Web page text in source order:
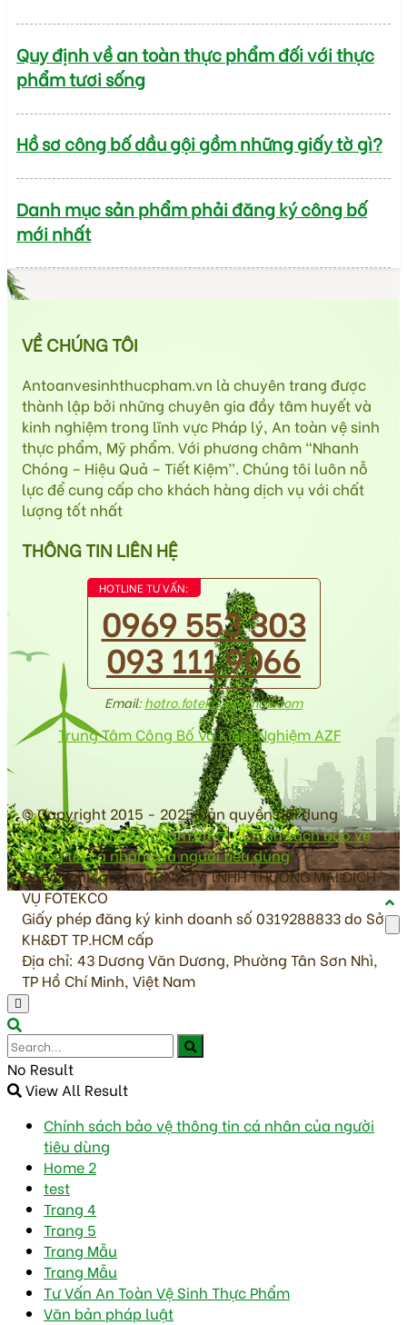
Quy định về an toàn thực phẩm đối với thực
phẩm tươi sống
Hồ sơ công bố dầu gội gồm những giấy tờ gì?
Danh mục sản phẩm phải đăng ký công bố
mới nhất
VỀ CHÚNG TÔI
Antoanvesinhthucpham.vn là chuyên trang được
thành lập bởi những chuyên gia đầy tâm huyết và
kinh nghiệm trong lĩnh vực Pháp lý, An toàn vệ sinh
thực phẩm, Mỹ phẩm. Với phương châm “Nhanh
Chóng – Hiệu Quả – Tiết Kiệm”. Chúng tôi luôn nỗ
lực để cung cấp cho khách hàng dịch vụ với chất
lượng tốt nhất
THÔNG TIN LIÊN HỆ
HOTLINE TƯ VẤN:
0969 553 303
093 111 9066
Email:hotro.fotekco@gmail.com
Trung Tâm Công Bố Và Kiểm Nghiệm AZF
© Copyright 2015 - 2025 bản quyền nội dung
antoanvesinhthucpham.vn|Chính sách bảo vệ
thông tin cá nhân của người tiêu dùng
Đơn vị chủ quản: CÔNG TY TNHH THƯƠNG MẠI DỊCH
VỤ FOTEKCO
Giấy phép đăng ký kinh doanh số 0319288833 do Sở
KH&ĐT TP.HCM cấp
Địa chỉ: 43 Dương Văn Dương, Phường Tân Sơn Nhì,
TP Hồ Chí Minh, Việt Nam
No Result
View All Result
Chính sách bảo vệ thông tin cá nhân của người
tiêu dùng
Home 2
test
Trang 4
Trang 5
Trang Mẫu
Trang Mẫu
Tư Vấn An Toàn Vệ Sinh Thực Phẩm
Văn bản pháp luật